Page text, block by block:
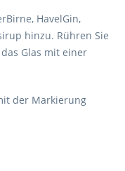
HavelGin,
hinzu. Rühren Sie
Glas mit einer
der Markierung